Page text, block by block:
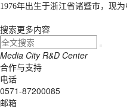
1976年出生于浙江省诸暨市， 现为
搜索更多内容
Media City R&D Center
合作与支持
电话
0571-87200085
邮箱